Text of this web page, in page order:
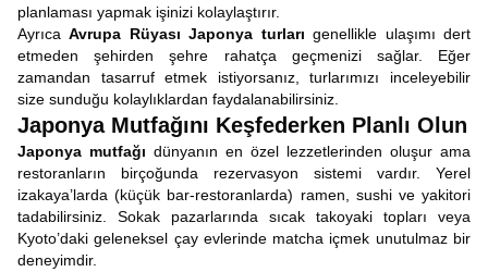
planlaması yapmak işinizi kolaylaştırır.
AyrıcaAvrupa Rüyası Japonya turları genellikle ulaşımı dert
etmeden şehirden şehre rahatça geçmenizi sağlar. Eğer
zamandan tasarruf etmek istiyorsanız, turlarımızı inceleyebilir
size sunduğu kolaylıklardan faydalanabilirsiniz.
Japonya Mutfağını Keşfederken Planlı Olun
Japonya mutfağı dünyanın en özel lezzetlerinden oluşur ama
restoranların birçoğunda rezervasyon sistemi vardır. Yerel
izakaya’larda (küçük bar-restoranlarda) ramen, sushi ve yakitori
tadabilirsiniz. Sokak pazarlarında sıcak takoyaki topları veya
Kyoto’daki geleneksel çay evlerinde matcha içmek unutulmaz bir
deneyimdir.